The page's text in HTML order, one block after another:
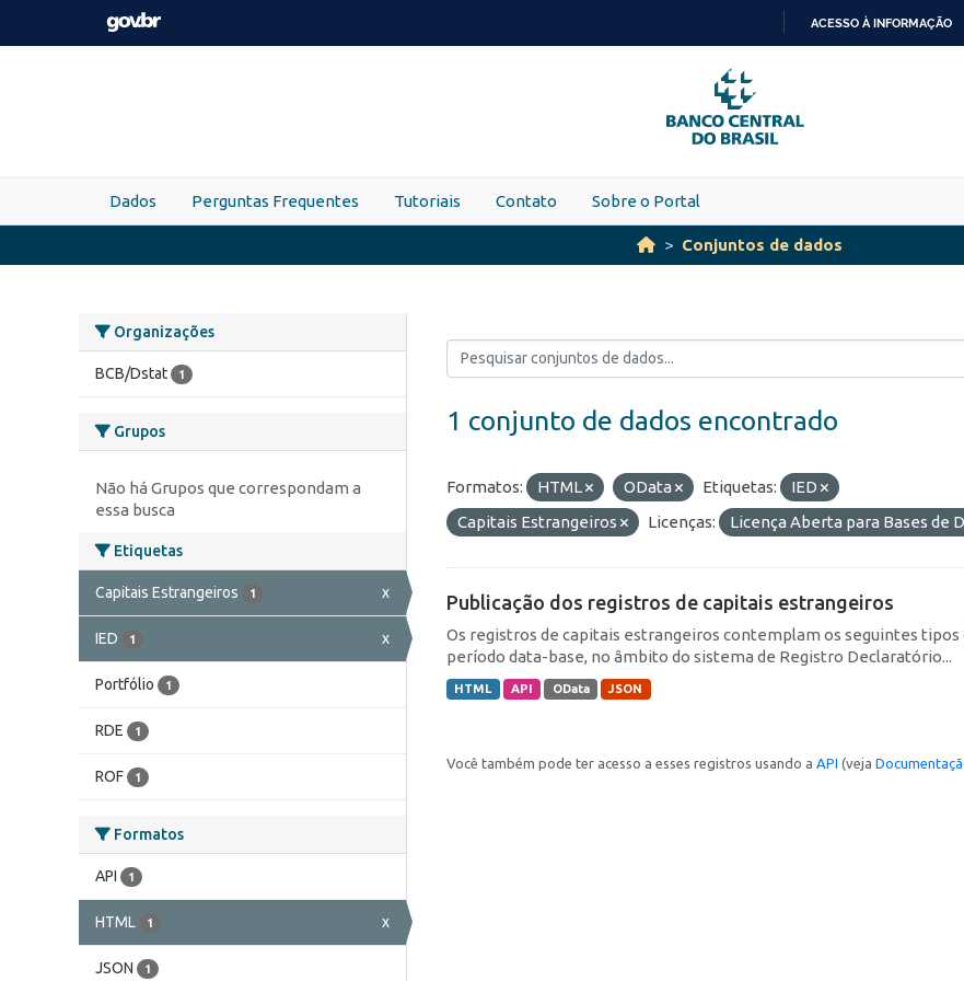
Skip to main content
PARA
O
CONTEÚDO
ACESSO À INFORMAÇÃO
Dados Perguntas Frequentes Tutoriais Contato Sobre o Portal
Conjuntos de dados
Organizações
BCB/Dstat 1
Grupos
Não há Grupos que correspondam a
essa busca
Etiquetas
Capitais Estrangeiros 1 x
IED 1 x
Portfólio 1
RDE 1
ROF 1
Formatos
API 1
HTML 1 x
JSON 1
1 conjunto de dados encontrado
Formatos: HTML OData Etiquetas:
IED
Capitais Estrangeiros
Licenças: Licença Aberta para Bases de
Publicação dos registros de capitais estrangeiros
Os registros de capitais estrangeiros contemplam os seguintes tipos
período data-base, no âmbito do sistema de Registro Declaratório...
HTML API OData JSON
Você também pode ter acesso a esses registros usando a API (veja